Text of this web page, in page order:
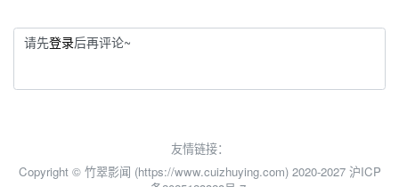
请先登录后再评论~
友情链接：
Copyright © 竹翠影闻 (https://www.cuizhuying.com) 2020-2027 沪ICP